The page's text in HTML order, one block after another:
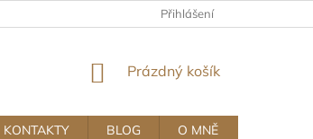
OBCHODNÍ A REKLAMAČNÍ PODMÍNKY
Přihlášení
NÁKUPNÍ
Prázdný košík
KONTAKTY BLOG
O MNĚ